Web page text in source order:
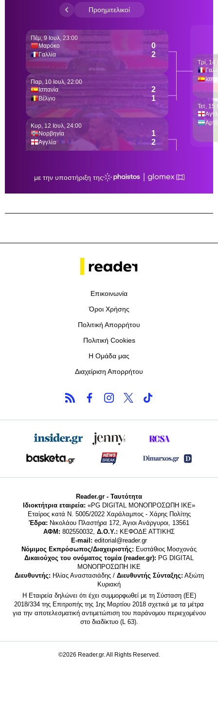
Επικοινωνία
Όροι Χρήσης
Πολιτική Απορρήτου
Πολιτική Cookies
Η Ομάδα μας
Διαχείριση Απορρήτου
Reader.gr - Ταυτότητα
Ιδιοκτήτρια εταιρεία: «PG DIGITAL MONΟΠΡΟΣΩΠΗ ΙΚΕ»
Εταίρος κατά Ν. 5005/2022 Χαράλαμπος - Χάρης Πολίτης
Έδρα: Νικολάου Πλαστήρα 172, Άγιοι Ανάργυροι, 13561
ΑΦΜ: 802550032, Δ.Ο.Υ.: ΚΕΦΟΔΕ ΑΤΤΙΚΗΣ
E-mail: editorial@reader.gr
Νόμιμος Εκπρόσωπος/Διαχειριστής: Ευστάθιος Μοσχονάς
Δικαιούχος του ονόματος τομέα (reader.gr): PG DIGITAL
MONΟΠΡΟΣΩΠΗ ΙΚΕ
Διευθυντής: Ηλίας Αναστασιάδης / Διευθυντής Σύνταξης: Αξιώτη
Κυριακή
Η Εταιρεία δηλώνει ότι έχει συμμορφωθεί με τη Σύσταση (ΕΕ)
2018/334 της Επιτροπής της 1ης Μαρτίου 2018 σχετικά με τα μέτρα
για την αποτελεσματική αντιμετώπιση του παράνομου περιεχομένου
στο διαδίκτυο (L 63).
©2026 Reader.gr. All Rights Reserved.